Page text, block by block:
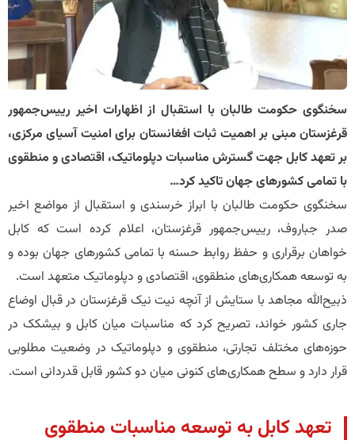
سخنگوی حکومت طالبان با استقبال از اظهارات اخیر رییس‌جمهور
قرغزستان مبنی بر اهمیت ثبات افغانستان برای امنیت آسیای مرکزی،
بر تعهد کابل جهت گسترش مناسبات دپلوماتیک، اقتصادی و منطقوی
با تمامی کشورهای جهان تاکید کرد…
​سخنگوی حکومت طالبان با ابراز خرسندی و استقبال از مواضع اخیر
صدر جباروف، رییس‌جمهور قرغزستان، اعلام کرده است که کابل
خواهان برقراری و حفظ روابط حسنه با تمامی کشورهای جهان بوده و
به توسعه همکاری‌های منطقوی، اقتصادی و دپلوماتیک متعهد است.
​ذبیح‌الله مجاهد با ستایش از آنچه نیت نیک قرغزستان در قبال اوضاع
جاری کشور خواند، تصریح کرد که مناسبات میان کابل و بیشکک در
حوزه‌های مختلف تجارتی، منطقوی و دپلوماتیک در وضعیت مطلوبی
قرار دارد و سطح همکاری‌های کنونی میان دو کشور قابل قدردانی است.
​تعهد کابل به توسعه مناسبات منطقوی